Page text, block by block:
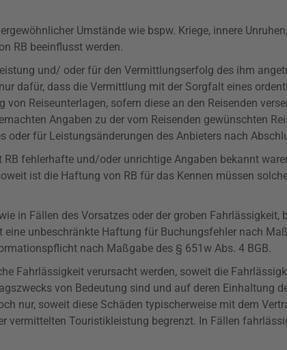
Umstände wie bspw. Kriege, innere
RB beeinflusst werden.
und/ oder für den Vermittlungserfolg des ihm
dafür, dass die Vermittlung mit der Sorgfalt eines
Reiseunterlagen, sofern diese an den Reisenden
Angaben zu der vom Reisenden gewünschten
oder für Leistungsänderungen des Anbieters nach
RB fehlerhafte und/oder unrichtige Angaben bekannt
ist die Haftung von RB für das Kennen müssen
in Fällen des Vorsatzes oder der groben Fahrlässigkeit,
unbeschränkte Haftung für Buchungsfehler nach
nach Maßgabe des § 651w Abs. 4 BGB.
Fahrlässigkeit verursacht werden, soweit die
von Bedeutung sind und auf deren Einhaltung
nur, soweit diese Schäden typischerweise mit dem
vermittelten Touristikleistung begrenzt. In Fällen